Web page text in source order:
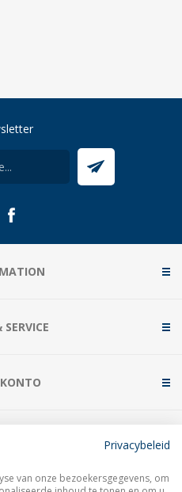
SERVICE
Privacybeleid
van onze bezoekersgegevens, om